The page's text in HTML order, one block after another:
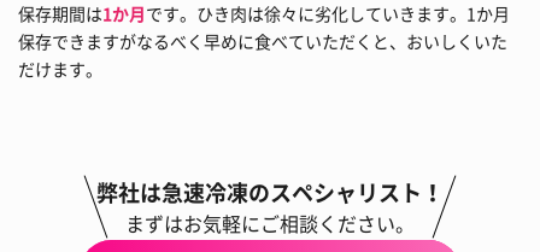
保存期間は1か月です。ひき肉は徐々に劣化していきます。1か月
保存できますがなるべく早めに食べていただくと、おいしくいた
だけます。
弊社は急速冷凍のスペシャリスト！
まずはお気軽にご相談ください。